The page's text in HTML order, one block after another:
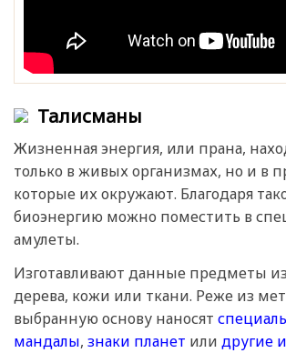
Талисманы
Жизненная энергия, или прана,
только в живых организмах, но и в
которые их окружают. Благодаря
биоэнергию можно поместить в
амулеты.
Изготавливают данные предметы
дерева, кожи или ткани. Реже из
выбранную основу наносят
мандалы, знаки планет или другие